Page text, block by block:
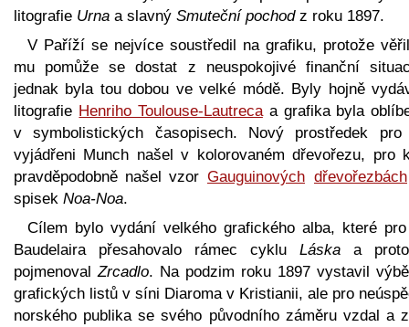
litografie Urna a slavný Smuteční pochodz roku 1897.
V Paříží se nejvíce soustředil na grafiku, protože
mu pomůže se dostat z neuspokojivé finanční
jednak byla tou dobou ve velké módě. Byly hojně
litografie Henriho Toulouse-Lautreca a grafika byla
v symbolistických časopisech. Nový prostředek pro
vyjádřeni Munch našel v kolorovaném dřevořezu, pro
pravděpodobně našel vzor Gauguinových dřevořezbách
spisek Noa-Noa.
Cílem bylo vydání velkého grafického alba, které
Baudelaira přesahovalo rámec cyklu Láska a
pojmenoval Zrcadlo. Na podzim roku 1897 vystavil
grafických listů v síni Diaroma v Kristianii, ale pro
norského publika se svého původního záměru vzdal a